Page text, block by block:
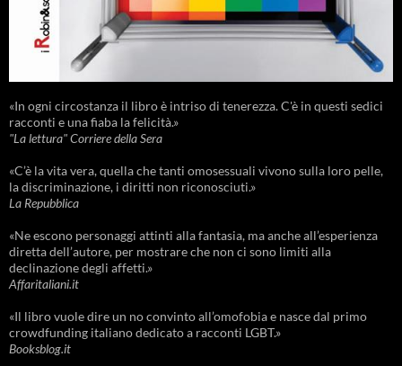
«In ogni circostanza il libro è intriso di tenerezza. C'è in questi sedici
racconti e una fiaba la felicità.»
"La lettura" Corriere della Sera
«C’è la vita vera, quella che tanti omosessuali vivono sulla loro pelle,
la discriminazione, i diritti non riconosciuti.»
La Repubblica
«Ne escono personaggi attinti alla fantasia, ma anche all’esperienza
diretta dell’autore, per mostrare che non ci sono limiti alla
declinazione degli affetti.»
Affaritaliani.it
«Il libro vuole dire un no convinto all’omofobia e nasce dal primo
crowdfunding italiano dedicato a racconti LGBT.»
Booksblog.it